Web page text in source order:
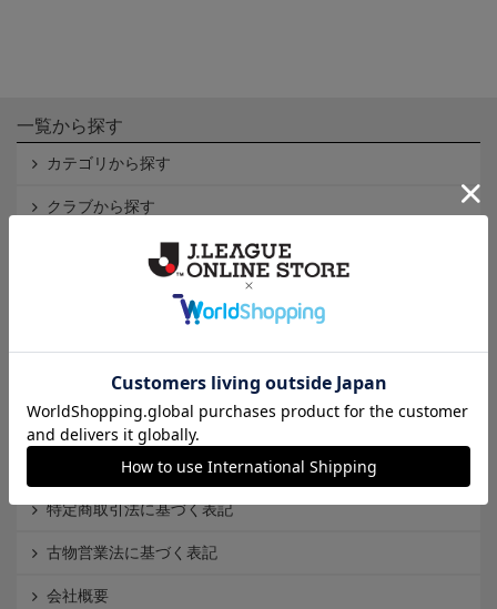
一覧から探す
カテゴリから探す
クラブから探す
Ｊ2
インフォメーション
個人情報保護方針
Cookieポリシー
特定商取引法に基づく表記
古物営業法に基づく表記
会社概要